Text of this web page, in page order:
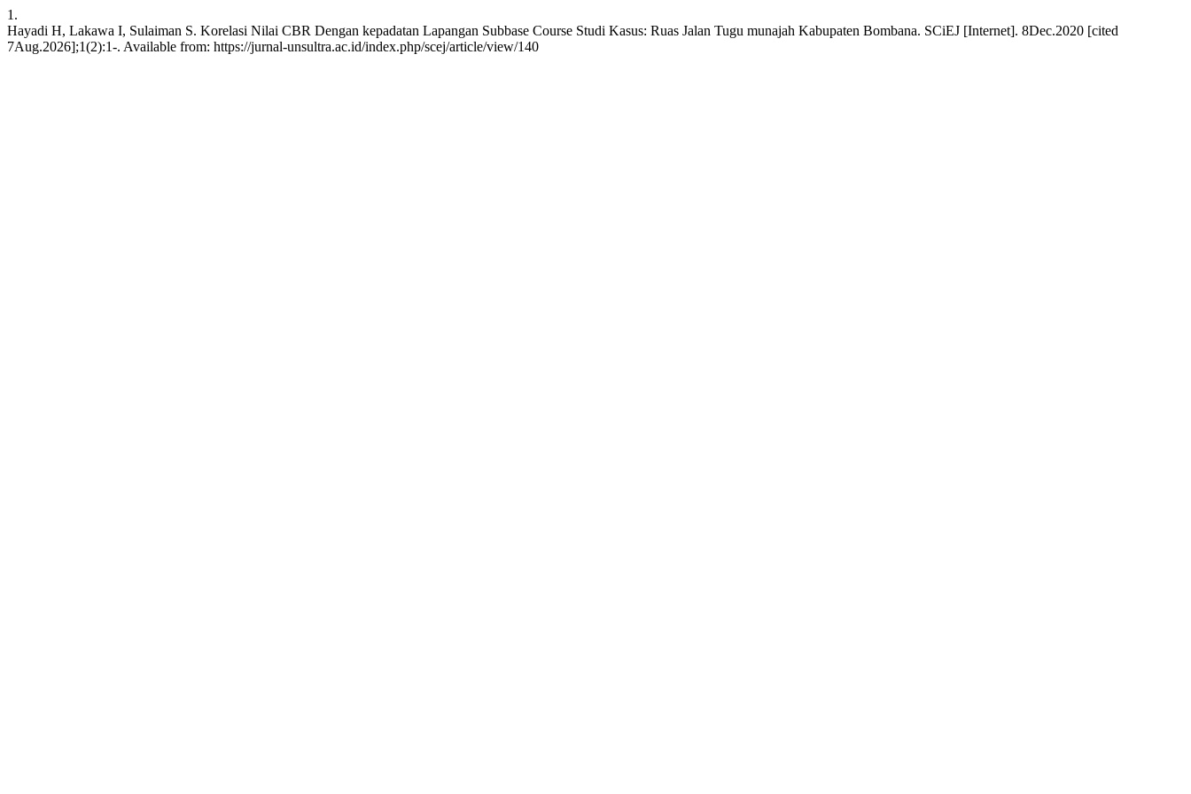
1.
Hayadi H, Lakawa I, Sulaiman S. Korelasi Nilai CBR Dengan kepadatan Lapangan Subbase Course Studi Kasus: Ruas Jalan Tugu munajah Kabupaten Bombana. SCiEJ [Internet]. 8Dec.2020 [cited
7Aug.2026];1(2):1-. Available from: https://jurnal-unsultra.ac.id/index.php/scej/article/view/140